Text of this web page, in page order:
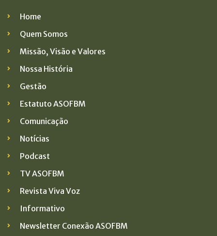
Home
Quem Somos
Missão, Visão e Valores
Nossa História
Gestão
Estatuto ASOFBM
Comunicação
Notícias
Podcast
TV ASOFBM
Revista Viva Voz
Informativo
Newsletter Conexão ASOFBM